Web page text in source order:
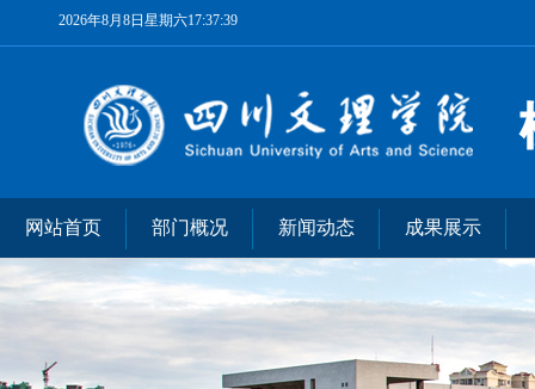
2026年8月8日星期六17:37:40
网站首页 部门概况 新闻动态 成果展示